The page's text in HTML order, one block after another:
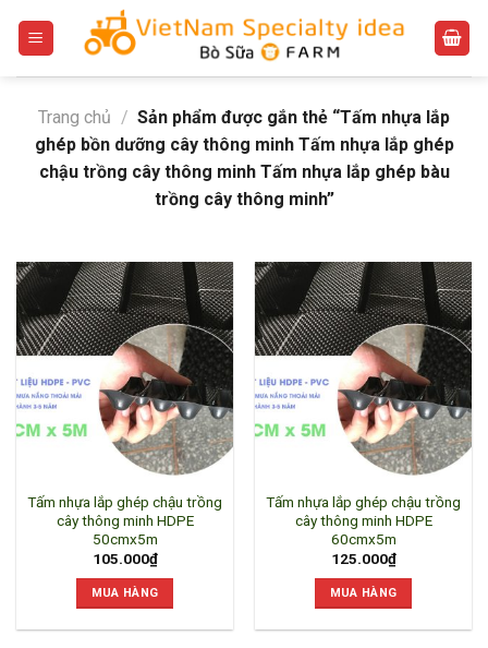
Trang chủ / Sản phẩm được gắn thẻ “Tấm nhựa lắp
ghép bồn dưỡng cây thông minh Tấm nhựa lắp ghép
chậu trồng cây thông minh Tấm nhựa lắp ghép bàu
trồng cây thông minh”
Tấm nhựa lắp ghép chậu trồng
cây thông minh HDPE
50cmx5m
105.000₫
MUA HÀNG
Tấm nhựa lắp ghép chậu trồng
cây thông minh HDPE
60cmx5m
125.000₫
MUA HÀNG